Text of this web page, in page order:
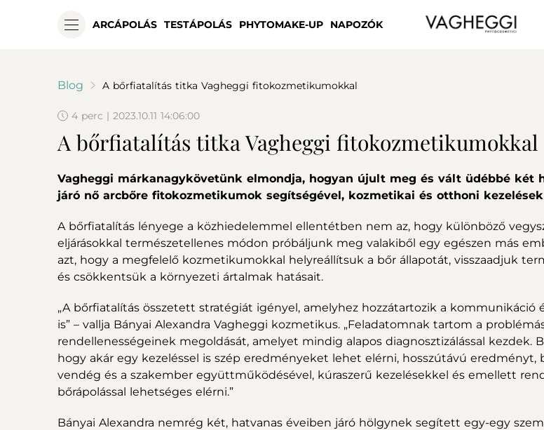
ARCÁPOLÁS TESTÁPOLÁS PHYTOMAKE-UP NAPOZÓK
Blog A bőrfiatalítás titka Vagheggi fitokozmetikumokkal
4 perc | 2023.10.11 14:06:00
A bőrfiatalítás titka Vagheggi fitokozmetikumokkal
Vagheggi márkanagykövetünk elmondja, hogyan újult meg és vált üdébbé két
járó nő arcbőre fitokozmetikumok segítségével, kozmetikai és otthoni
A bőrfiatalítás lényege a közhiedelemmel ellentétben nem az, hogy különböző
eljárásokkal természetellenes módon próbáljunk meg valakiből egy egészen más
azt, hogy a megfelelő kozmetikumokkal helyreállítsuk a bőr állapotát, visszaadjuk
és csökkentsük a környezeti ártalmak hatásait.
„A bőrfiatalítás összetett stratégiát igényel, amelyhez hozzátartozik a kommunikáció
is” – vallja Bányai Alexandra Vagheggi kozmetikus. „Feladatomnak tartom a
rendellenességeinek megoldását, amelyet mindig alapos diagnosztizálással kezdek.
hogy akár egy kezeléssel is szép eredményeket lehet elérni, hosszútávú eredményt,
vendég és a szakember együttműködésével, kúraszerű kezelésekkel és emellett
bőrápolással lehetséges elérni.”
Bányai Alexandra nemrég két, hatvanas éveiben járó hölgynek segített egy-egy